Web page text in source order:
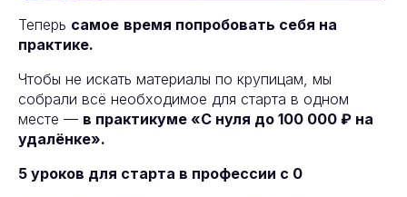
Теперь самое время попробовать себя на
практике.
Чтобы не искать материалы по крупицам, мы
собрали всё необходимое для старта в одном
месте — в практикуме «С нуля до 100 000 ₽ на
удалёнке».
5 уроков для старта в профессии с 0